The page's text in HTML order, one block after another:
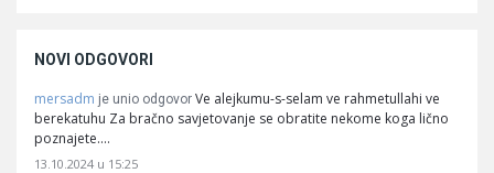
NOVI ODGOVORI
mersadm je unio odgovor Ve alejkumu-s-selam ve rahmetullahi ve
berekatuhu Za bračno savjetovanje se obratite nekome koga lično
poznajete.…
13.10.2024 u 15:25